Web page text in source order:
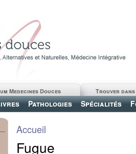
Pathologies Spécialités
Trouver
Medecines Douces
Accueil
Fugue